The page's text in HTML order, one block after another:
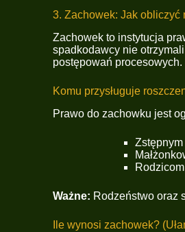
3. Zachowek: Jak obliczyć
Zachowek to instytucja
spadkodawcy nie
postępowań procesowych.
Komu przysługuje
Prawo do zachowku jest
Ważne: Rodzeństwo oraz
Ile wynosi zachowek?